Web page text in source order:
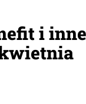
i inne